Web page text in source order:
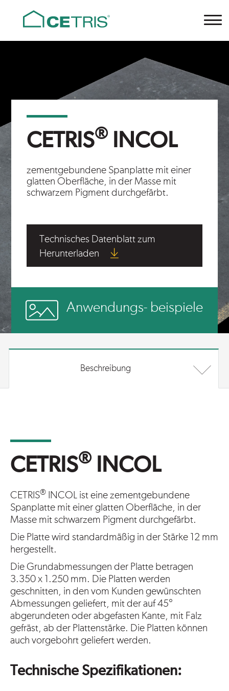
Cetris
CETRIS® INCOL
zementgebundene Spanplatte mit einer
glatten Oberfläche, in der Masse mit
schwarzem Pigment durchgefärbt.
Technisches Datenblatt zum
Herunterladen
Anwendungs- beispiele
Beschreibung
CETRIS® INCOL
CETRIS®
INCOL ist eine zementgebundene
Spanplatte mit einer glatten Oberfläche, in der
Masse mit schwarzem Pigment durchgefärbt.
Die Platte wird standardmäßig in der Stärke 12 mm
hergestellt.
Die Grundabmessungen der Platte betragen
3.350 x 1.250 mm. Die Platten werden
geschnitten, in den vom Kunden gewünschten
Abmessungen geliefert, mit der auf 45°
abgerundeten oder abgefasten Kante, mit Falz
gefräst, ab der Plattenstärke. Die Platten können
auch vorgebohrt geliefert werden.
Technische Spezifikationen: